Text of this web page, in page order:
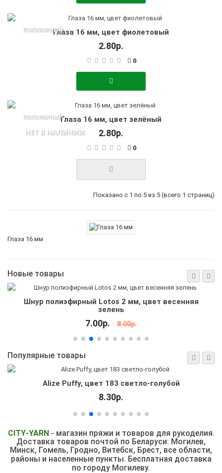
ПОПУЛЯРНЫЙГлаза 16 мм, цвет фиолетовый
2.80р.
0
ПОПУЛЯРНЫЙ
НЕТ В НАЛИЧИИ
Глаза 16 мм, цвет зелёный
2.80р.
0
Показано с 1 по 5 из 5 (всего 1 страниц)
Глаза 16 мм
Новые товары
Шнур полиэфирный Lotos 2 мм, цвет весенняя
зелень
7.00р. 8.00р.
Популярные товары
Alize Puffy, цвет 183 светло-голубой
8.30р.
CITY-YARN - магазин пряжи и товаров для рукоделия.
Доставка товаров почтой по Беларуси: Могилев,
Минск, Гомель, Гродно, Витебск, Брест, все области,
районы и населенные пункты. Бесплатная доставка
по городу Могилеву.